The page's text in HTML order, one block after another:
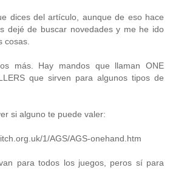
dices del artículo, aunque de eso hace
dejé de buscar novedades y me he ido
cosas.
más. Hay mandos que llaman ONE
que sirven para algunos tipos de
si alguno te puede valer:
1/AGS/AGS-onehand.htm
para todos los juegos, peros sí para